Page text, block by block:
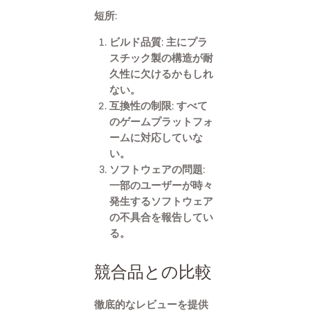
短所:
ビルド品質:主にプラ
スチック製の構造が耐
久性に欠けるかもしれ
ない。
互換性の制限:すべて
のゲームプラットフォ
ームに対応していな
い。
ソフトウェアの問題:
一部のユーザーが時々
発生するソフトウェア
の不具合を報告してい
る。
競合品との比較
徹底的なレビューを提供